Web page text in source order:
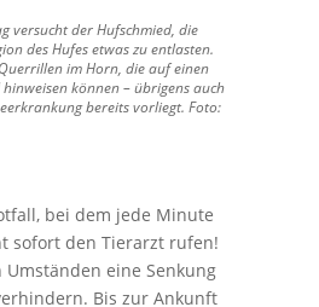
versucht der Hufschmied, die
des Hufes etwas zu entlasten.
im Horn, die auf einen
können – übrigens auch
bereits vorliegt. Foto:
bei dem jede Minute
sofort den Tierarzt rufen!
eine Senkung
Bis zur Ankunft